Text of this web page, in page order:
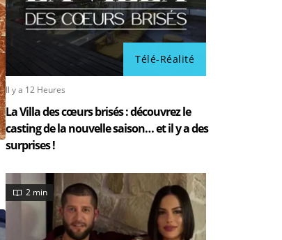
Télé-Réalité
Il y a 12 Heures
La Villa des cœurs brisés : découvrez le
casting de la nouvelle saison… et il y a des
surprises !
2 min